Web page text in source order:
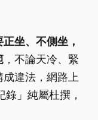
坐、不側坐，
，不論天冷、緊
違法，網路上
」純屬杜撰，